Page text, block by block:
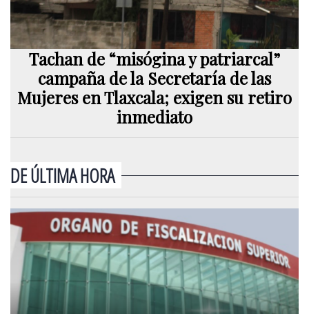
Tachan de “misógina y patriarcal”
campaña de la Secretaría de las
Mujeres en Tlaxcala; exigen su retiro
inmediato
DE ÚLTIMA HORA